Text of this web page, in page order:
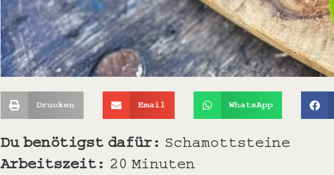
Drucken Email WhatsApp
Du benötigst dafür: Schamottsteine
Arbeitszeit: 20 Minuten